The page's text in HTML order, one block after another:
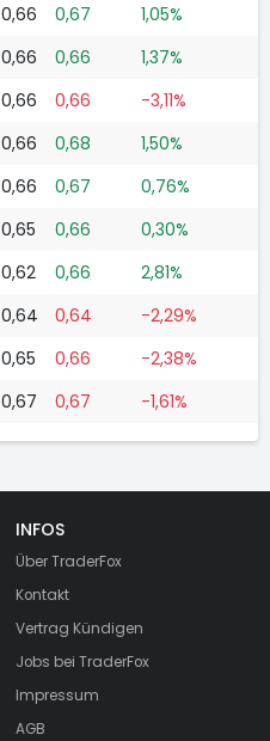
0,66 0,67
1,05%
0,66 0,66
1,37%
0,66 0,66
-3,11%
0,66 0,68
1,50%
0,66 0,67
0,76%
0,65 0,66
0,30%
0,62 0,66
2,81%
0,64 0,64
-2,29%
0,65 0,66
-2,38%
0,67 0,67 -1,61%
INFOS
Über TraderFox
Kontakt
Vertrag Kündigen
Jobs bei TraderFox
Impressum
AGB